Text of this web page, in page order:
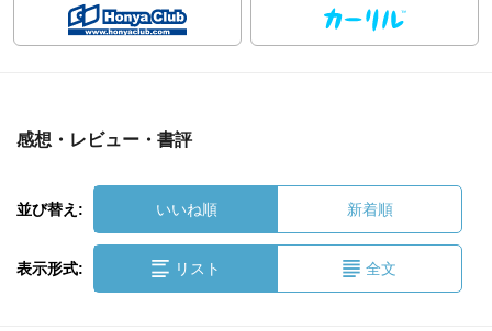
感想・レビュー・書評
並び替え: いいね順 新着順
表示形式: リスト 全文